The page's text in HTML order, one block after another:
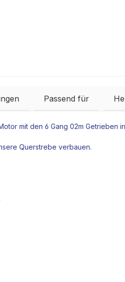
Passend für
mit den 6 Gang 02m Getrieben
Querstrebe verbauen.